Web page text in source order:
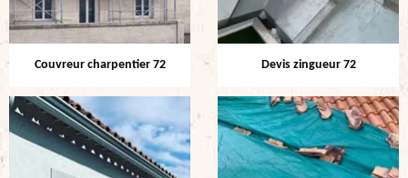
Couvreur charpentier 72 Devis zingueur 72